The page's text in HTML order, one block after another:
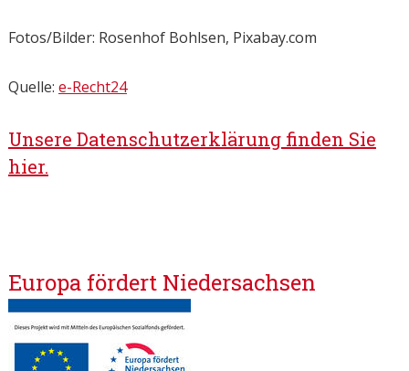
Fotos/Bilder: Rosenhof Bohlsen, Pixabay.com
Quelle: e-Recht24
Unsere Datenschutzerklärung finden Sie
hier.
Europa fördert Niedersachsen